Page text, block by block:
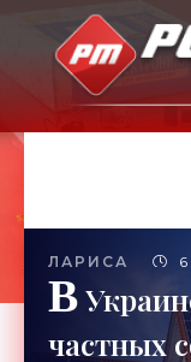
ЛАРИСА
В
частных